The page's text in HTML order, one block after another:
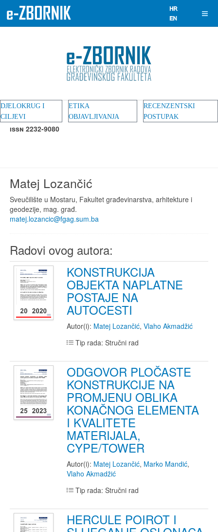
DJELOKRUG I
CILJEVI
ETIKA
OBJAVLJIVANJA
RECENZENTSKI
POSTUPAK
ISSN 2232-9080
Matej Lozančić
Sveučilište u Mostaru, Fakultet građevinarstva, arhitekture i
geodezije, mag. građ.
matej.lozancic@fgag.sum.ba
Radovi ovog autora:
KONSTRUKCIJA
OBJEKTA NAPLATNE
POSTAJE NA
AUTOCESTI
Autor(i): Matej Lozančić, Vlaho Akmadžić
Tip rada: Stručni rad
ODGOVOR PLOČASTE
KONSTRUKCIJE NA
PROMJENU OBLIKA
KONAČNOG ELEMENTA
I KVALITETE
MATERIJALA,
CYPE/TOWER
Autor(i): Matej Lozančić, Marko Mandić,
Vlaho Akmadžić
Tip rada: Stručni rad
HERCULE POIROT I